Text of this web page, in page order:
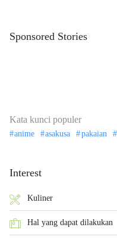
Sponsored Stories
Kata kunci populer
anime asakusa pakaian
Interest
Kuliner
Hal yang dapat dilakukan